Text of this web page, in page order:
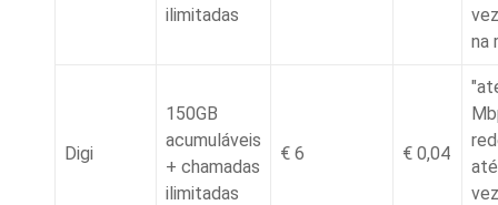
ilimitadas
na
Digi
150GB
acumuláveis
+ chamadas
ilimitadas
€ 6 € 0,04